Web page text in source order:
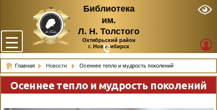
Библиотека
им.
Л. Н. Толстого
Октябрьский район
г. Новосибирск
Главная Новости Осеннее тепло и мудрость поколений
Осеннее тепло и мудрость поколений